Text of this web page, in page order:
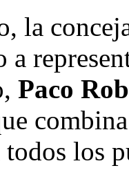
la
a
Paco
todos los